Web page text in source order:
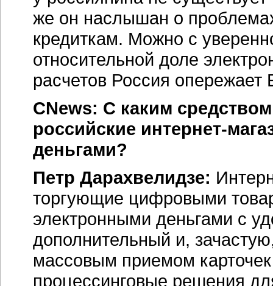
же он наслышан о
кредиткам. Можно с
относительной доле
расчетов Россия
CNews: С каким
российские интернет-
деньгами?
Петр Дарахвелидзе:
торгующие цифровыми
электронными деньгами с
дополнительный и,
массовым приемом
процессинговые решения